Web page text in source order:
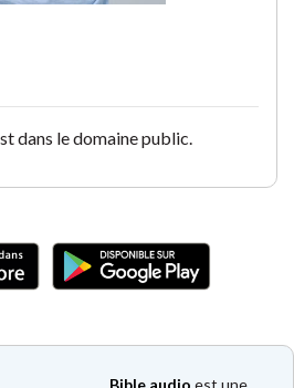
dans le domaine public.